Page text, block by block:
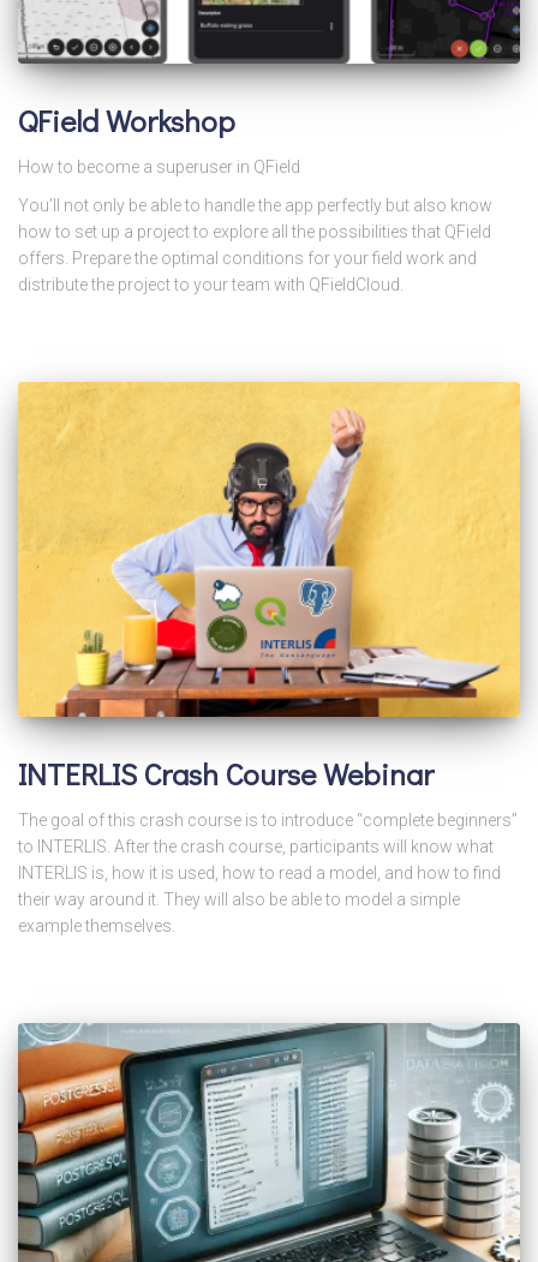
QField Workshop
How to become a superuser in QField
You’ll not only be able to handle the app perfectly but also know
how to set up a project to explore all the possibilities that QField
offers. Prepare the optimal conditions for your field work and
distribute the project to your team with QFieldCloud.
INTERLIS Crash Course Webinar
The goal of this crash course is to introduce “complete beginners”
to INTERLIS. After the crash course, participants will know what
INTERLIS is, how it is used, how to read a model, and how to find
their way around it. They will also be able to model a simple
example themselves.